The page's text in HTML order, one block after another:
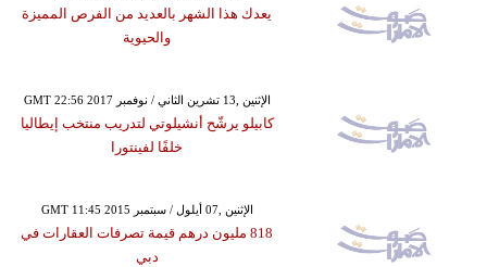
يعدك هذا الشهر بالعديد من الفرص المميزة
والحيوية
GMT 22:56 2017 الإثنين ,13 تشرين الثاني / نوفمبر
كابيلو يرشّح أنشيلوتي لتدريب منتخب إيطاليا
خلفًا لفينتورا
GMT 11:45 2015 الإثنين ,07 أيلول / سبتمبر
818 مليون درهم قيمة تصرفات العقارات في
دبي